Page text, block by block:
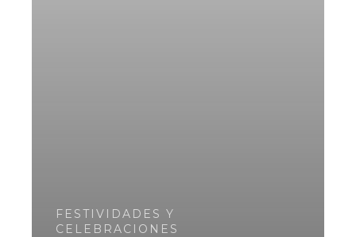
FESTIVIDADES Y
CELEBRACIONES